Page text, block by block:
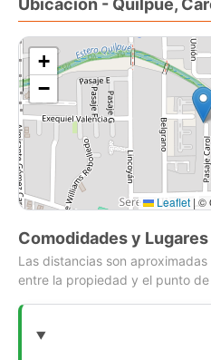
Sus principales características
3 dormitorios
2 baños
Admite mascotas
4 estacionamientos
Año de construcción: 1998
Logia
Conexión a lavadora
Bodega
durante todo el proceso.
Comienza una nueva etapa con
seguro.
Ubicación - Quilpué,
+
−
Leaflet | ©
Comodidades y
Las distancias son
entre la propiedad y el punto de